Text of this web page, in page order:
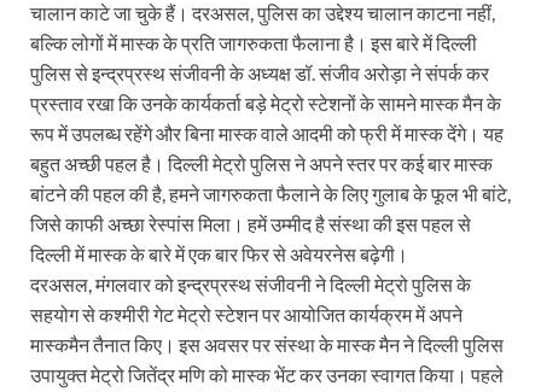
चालान काटे जा चुके हैं। दरअसल, पुलिस का उद्देश्य चालान काटना नहीं,
बल्कि लोगों में मास्क के प्रति जागरुकता फैलाना है। इस बारे में दिल्ली
पुलिस से इन्द्रप्रस्थ संजीवनी के अध्यक्ष डॉ. संजीव अरोड़ा ने संपर्क कर
प्रस्ताव रखा कि उनके कार्यकर्ता बड़े मेट्रो स्टेशनों के सामने मास्क मैन के
रूप में उपलब्ध रहेंगे और बिना मास्क वाले आदमी को फ्री में मास्क देंगे। यह
बहुत अच्छी पहल है। दिल्ली मेट्रो पुलिस ने अपने स्तर पर कई बार मास्क
बांटने की पहल की है, हमने जागरुकता फैलाने के लिए गुलाब के फूल भी बांटे,
जिसे काफी अच्छा रेस्पांस मिला। हमें उम्मीद है संस्था की इस पहल से
दिल्ली में मास्क के बारे में एक बार फिर से अवेयरनेस बढ़ेगी।
दरअसल, मंगलवार को इन्द्रप्रस्थ संजीवनी ने दिल्ली मेट्रो पुलिस के
सहयोग से कश्मीरी गेट मेट्रो स्टेशन पर आयोजित कार्यक्रम में अपने
मास्कमैन तैनात किए। इस अवसर पर संस्था के मास्क मैन ने दिल्ली पुलिस
उपायुक्त मेट्रो जितेंद्र मणि को मास्क भेंट कर उनका स्वागत किया। पहले